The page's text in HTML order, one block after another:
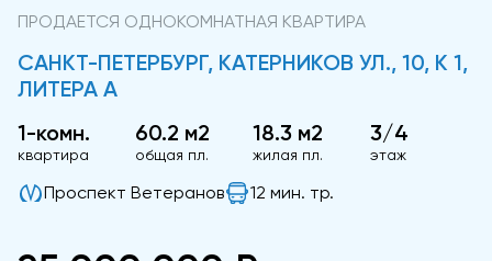
ПРОДАЕТСЯ ОДНОКОМНАТНАЯ КВАРТИРА
САНКТ-ПЕТЕРБУРГ, КАТЕРНИКОВ УЛ., 10, К 1,
ЛИТЕРА А
1-комн.
квартира
60.2 м2
общая пл.
18.3 м2
жилая пл.
3/4
этаж
Проспект Ветеранов 12 мин. тр.